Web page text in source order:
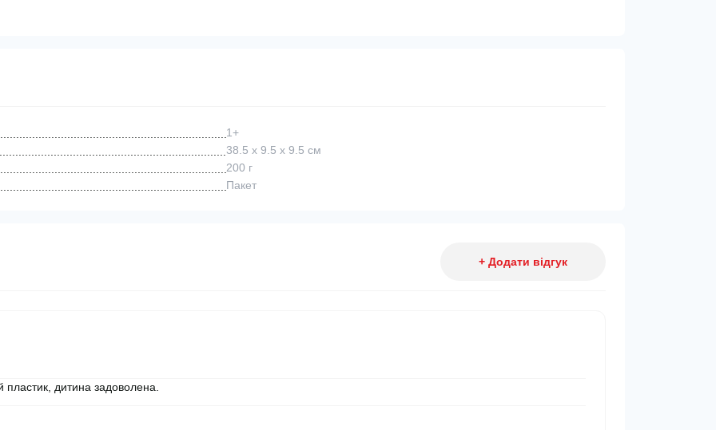
1+
38.5 х 9.5 х 9.5 см
200 г
Пакет
+ Додати відгук
пластик, дитина задоволена.